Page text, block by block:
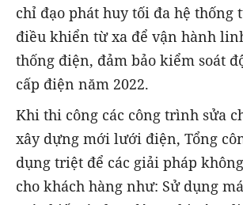
chỉ đạo phát huy tối đa hệ thống
điều khiển từ xa để vận hành
thống điện, đảm bảo kiểm soát
cấp điện năm 2022.
Khi thi công các công trình sửa
xây dựng mới lưới điện, Tổng
dụng triệt để các giải pháp
cho khách hàng như: Sử dụng